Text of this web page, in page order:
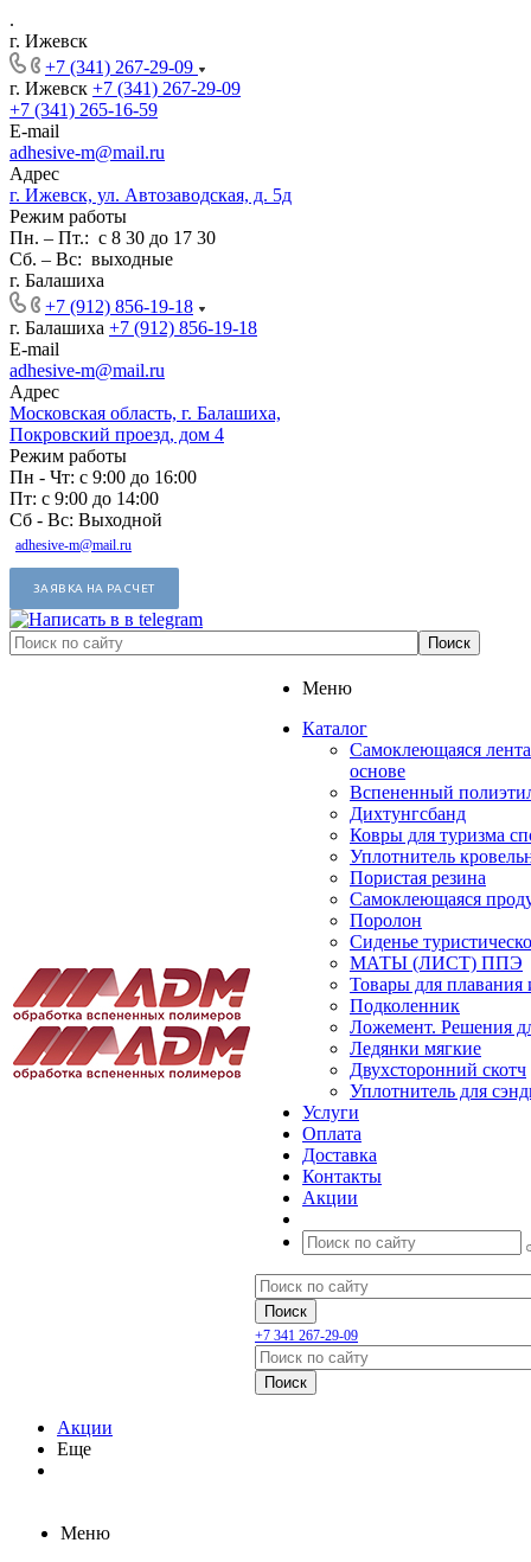
.
г. Ижевск
+7 (341) 267-29-09
г. Ижевск +7 (341) 267-29-09
+7 (341) 265-16-59
E-mail
adhesive-m@mail.ru
Адрес
г. Ижевск, ул. Автозаводская, д. 5д
Режим работы
Пн. – Пт.: с 8 30 до 17 30
Сб. – Вс: выходные
г. Балашиха
+7 (912) 856-19-18
г. Балашиха +7 (912) 856-19-18
E-mail
adhesive-m@mail.ru
Адрес
Московская область, г. Балашиха,
Покровский проезд, дом 4
Режим работы
Пн - Чт: с 9:00 до 16:00
Пт: с 9:00 до 14:00
Сб - Вс: Выходной
adhesive-m@mail.ru
ЗАЯВКА НА РАСЧЕТ
Меню
Каталог
Самоклеющаяся
основе
Вспененный
Дихтунгсбанд
Ковры для туризма
Уплотнитель
Пористая резина
Самоклеющаяся
Поролон
Сиденье
МАТЫ (ЛИСТ) ППЭ
Товары для плавания
Подколенник
Ложемент. Решения
Ледянки мягкие
Двухсторонний скотч
Уплотнитель для
Услуги
Оплата
Доставка
Контакты
Акции
+7 341 267-29-09
Акции
Еще
Меню